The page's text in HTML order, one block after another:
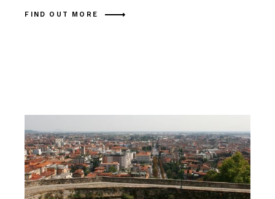
FIND OUT MORE